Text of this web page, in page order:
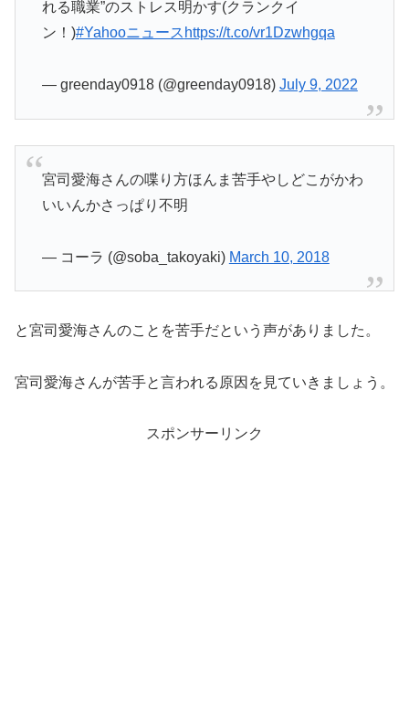
れる職業”のストレス明かす(クランクイ
ン！)#Yahooニュース https://t.co/vr1Dzwhgqa
— greenday0918 (@greenday0918) July 9, 2022
宮司愛海さんの喋り方ほんま苦手やしどこがかわ
いいんかさっぱり不明
— コーラ (@soba_takoyaki) March 10, 2018
と宮司愛海さんのことを苦手だという声がありました。
宮司愛海さんが苦手と言われる原因を見ていきましょう。
スポンサーリンク